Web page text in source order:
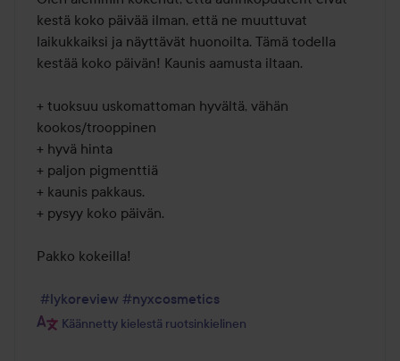
kestä koko päivää ilman, että ne muuttuvat
laikukkaiksi ja näyttävät huonoilta. Tämä todella
kestää koko päivän! Kaunis aamusta iltaan.
+ tuoksuu uskomattoman hyvältä, vähän
kookos/trooppinen
+ hyvä hinta
+ paljon pigmenttiä
+ kaunis pakkaus.
+ pysyy koko päivän.
Pakko kokeilla!
#lykoreview #nyxcosmetics
Käännetty kielestä ruotsinkielinen